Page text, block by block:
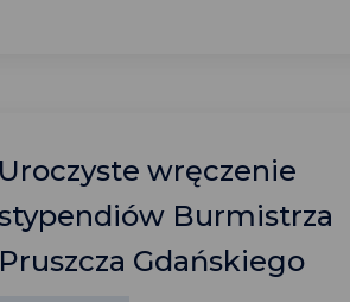
wręczenie
Burmistrza
Gdańskiego